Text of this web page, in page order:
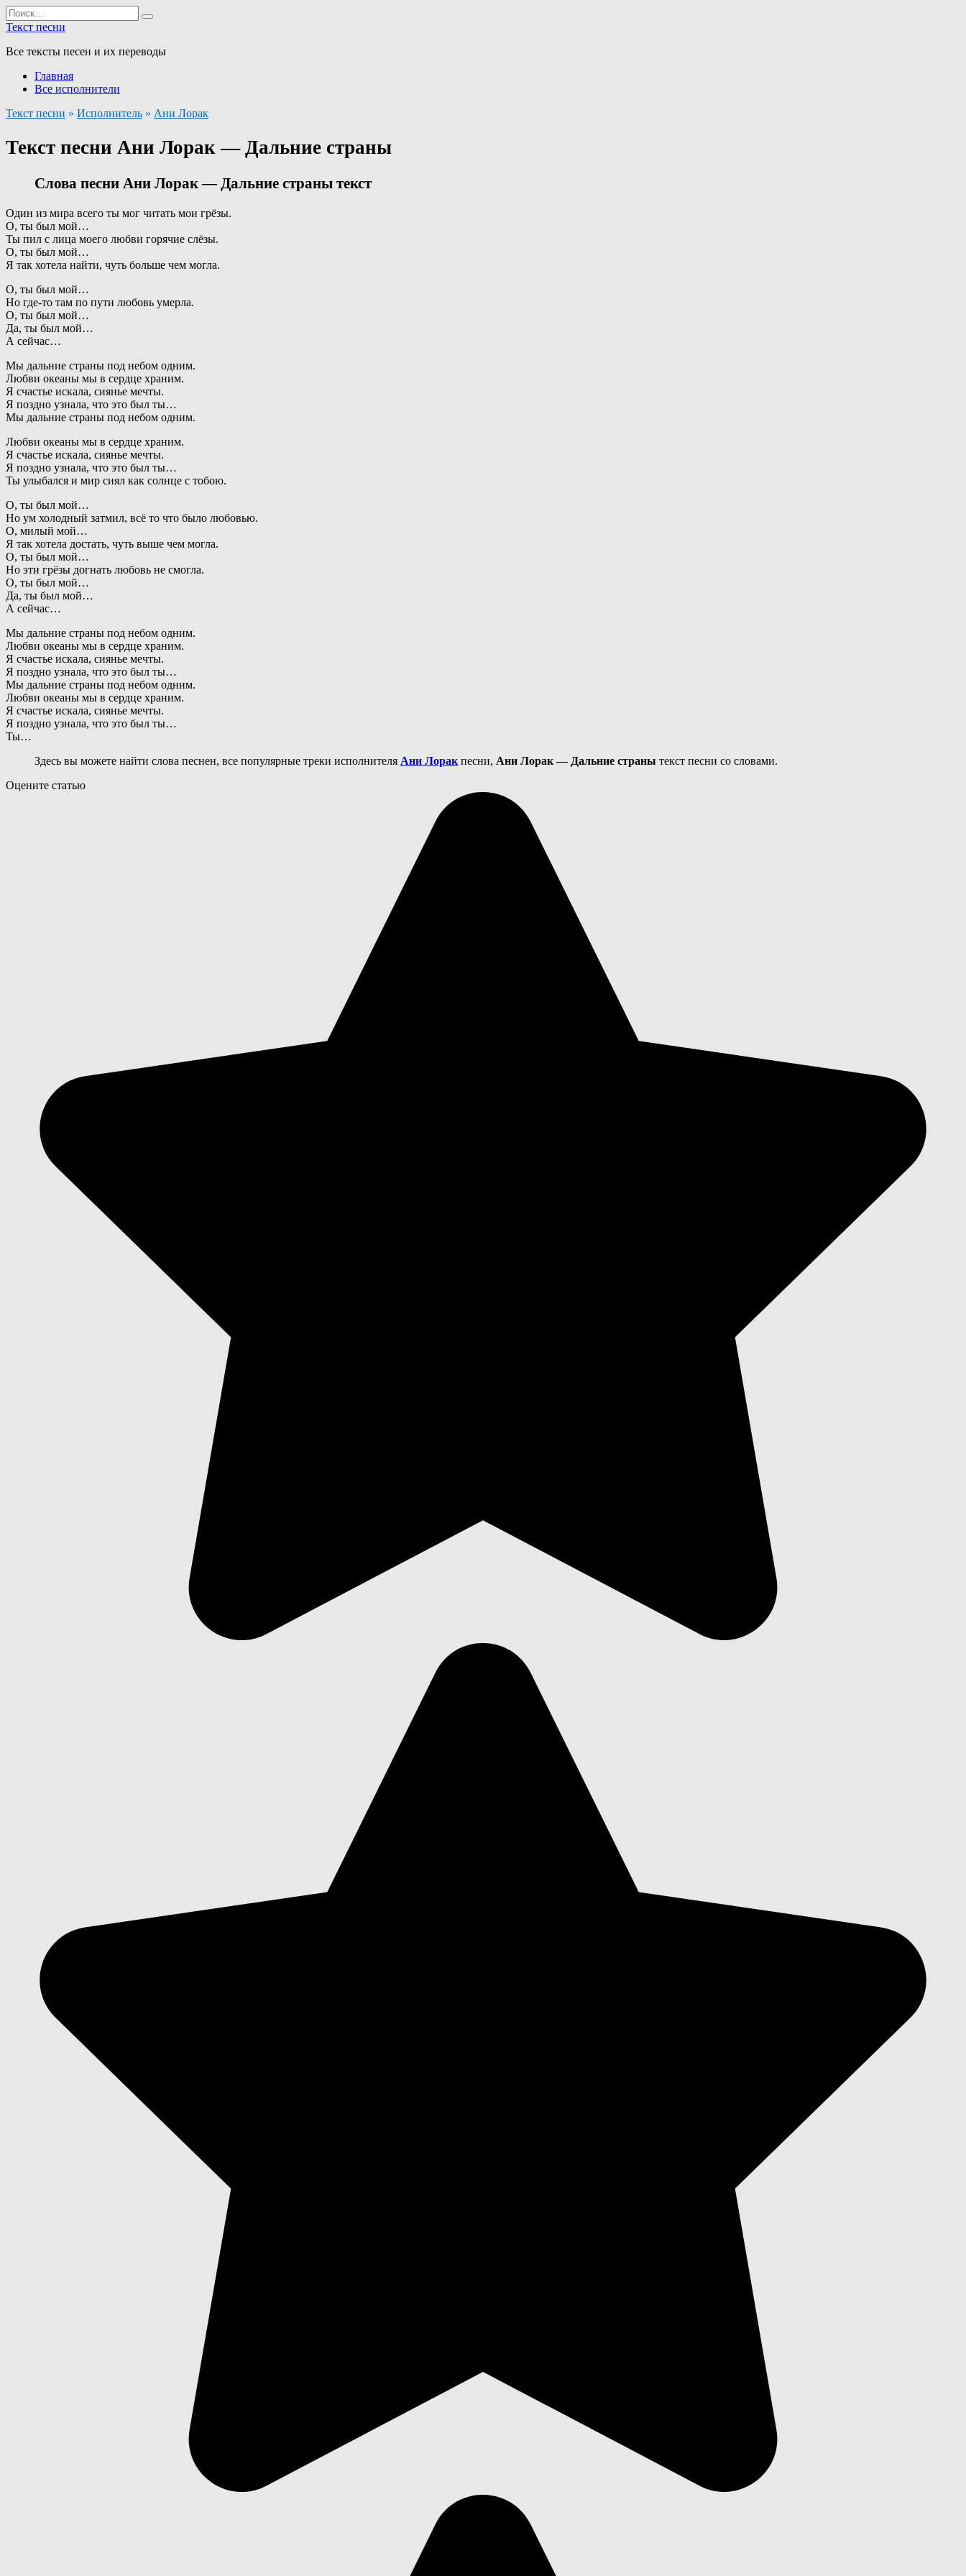
Перейти
к
Search
for:
Текст песни
Все тексты песен и их переводы
Главная
Все исполнители
Текст песни » Исполнитель » Ани Лорак
Текст песни Ани Лорак — Дальние страны
Слова песни Ани Лорак — Дальние страны текст
Один из мира всего ты мог читать мои грёзы.
О, ты был мой…
Ты пил с лица моего любви горячие слёзы.
О, ты был мой…
Я так хотела найти, чуть больше чем могла.
О, ты был мой…
Но где-то там по пути любовь умерла.
О, ты был мой…
Да, ты был мой…
А сейчас…
Мы дальние страны под небом одним.
Любви океаны мы в сердце храним.
Я счастье искала, сиянье мечты.
Я поздно узнала, что это был ты…
Мы дальние страны под небом одним.
Любви океаны мы в сердце храним.
Я счастье искала, сиянье мечты.
Я поздно узнала, что это был ты…
Ты улыбался и мир сиял как солнце с тобою.
О, ты был мой…
Но ум холодный затмил, всё то что было любовью.
О, милый мой…
Я так хотела достать, чуть выше чем могла.
О, ты был мой…
Но эти грёзы догнать любовь не смогла.
О, ты был мой…
Да, ты был мой…
А сейчас…
Мы дальние страны под небом одним.
Любви океаны мы в сердце храним.
Я счастье искала, сиянье мечты.
Я поздно узнала, что это был ты…
Мы дальние страны под небом одним.
Любви океаны мы в сердце храним.
Я счастье искала, сиянье мечты.
Я поздно узнала, что это был ты…
Ты…
Здесь вы можете найти слова песнен, все популярные треки исполнителя Ани Лорак песни, Ани Лорак — Дальние страны текст песни со словами.
Оцените статью